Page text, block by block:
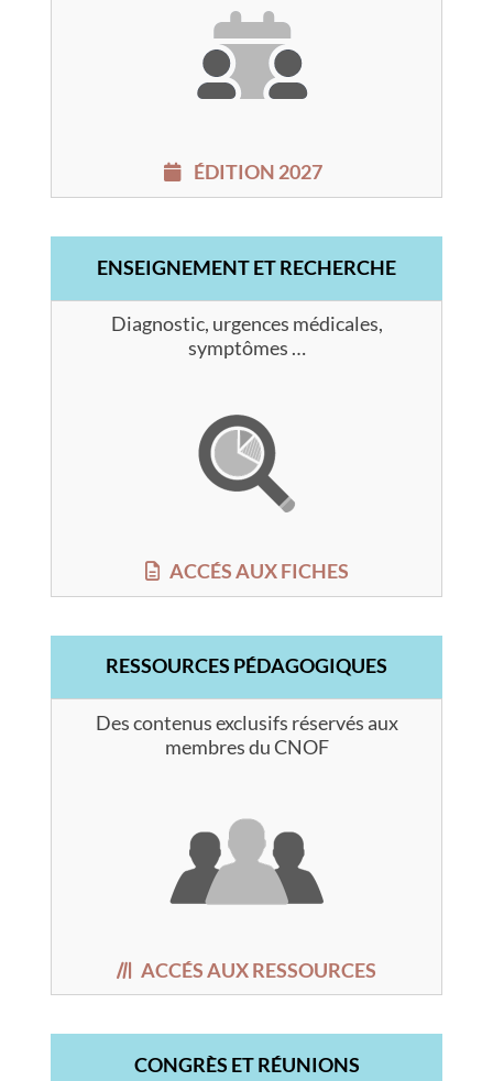
ÉDITION 2027
ENSEIGNEMENT ET RECHERCHE
Diagnostic, urgences médicales,
symptômes …
ACCÉS AUX FICHES
RESSOURCES PÉDAGOGIQUES
Des contenus exclusifs réservés aux
membres du CNOF
ACCÉS AUX RESSOURCES
CONGRÈS ET RÉUNIONS